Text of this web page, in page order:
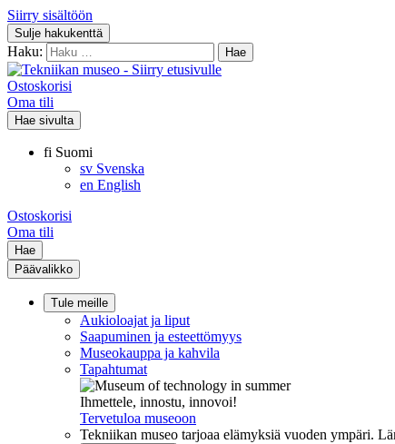
Siirry sisältöön
Sulje hakukenttä
Haku:
Ostoskorisi
Oma tili
Hae sivulta
fi Suomi
sv Svenska
en English
Ostoskorisi
Oma tili
Hae
Päävalikko
Tule meille
Aukioloajat ja liput
Saapuminen ja esteettömyys
Museokauppa ja kahvila
Tapahtumat
Ihmettele, innostu, innovoi!
Tervetuloa museoon
Tekniikan museo tarjoaa elämyksiä vuoden ympäri.